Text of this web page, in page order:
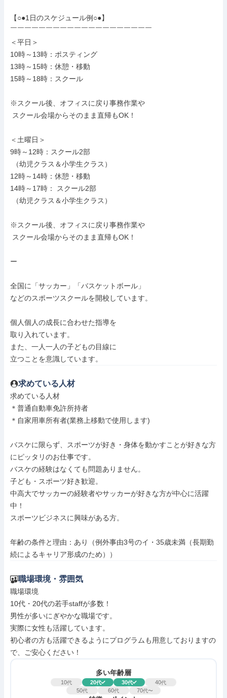
【○●1日のスケジュール例○●】
￣￣￣￣￣￣￣￣￣￣￣￣￣￣￣￣￣￣￣￣
＜平日＞
10時～13時：ポスティング
13時～15時：休憩・移動
15時～18時：スクール
※スクール後、オフィスに戻り事務作業や
＜土曜日＞
9時～12時：スクール2部
12時～14時：休憩・移動
14時～17時： スクール2部
※スクール後、オフィスに戻り事務作業や
ー
全国に「サッカー」「バスケットボール」
などのスポーツスクールを開校しています。
個人個人の成長に合わせた指導を
取り入れています。
また、一人一人の子どもの目線に
立つことを意識しています。
求めている人材
求めている人材
＊普通自動車免許所持者
＊自家用車所有者(業務上移動で使用します)
バスケに限らず、スポーツが好き・身体を動かすことが好きな方
にピッタリのお仕事です。
バスケの経験はなくても問題ありません。
子ども・スポーツ好き歓迎。
中高大でサッカーの経験者やサッカーが好きな方が中心に活躍
中！
スポーツビジネスに興味がある方。
年齢の条件と理由：あり（例外事由3号のイ・35歳未満（長期勤
続によるキャリア形成のため））
職場環境・雰囲気
職場環境
10代・20代の若手staffが多数！
男性が多いにぎやかな職場です。
実際に女性も活躍しています。
初心者の方も活躍できるようにプログラムも用意しておりますの
で、ご安心ください！
多い年齢層
10代 20代 30代 40代
50代 60代 70代〜